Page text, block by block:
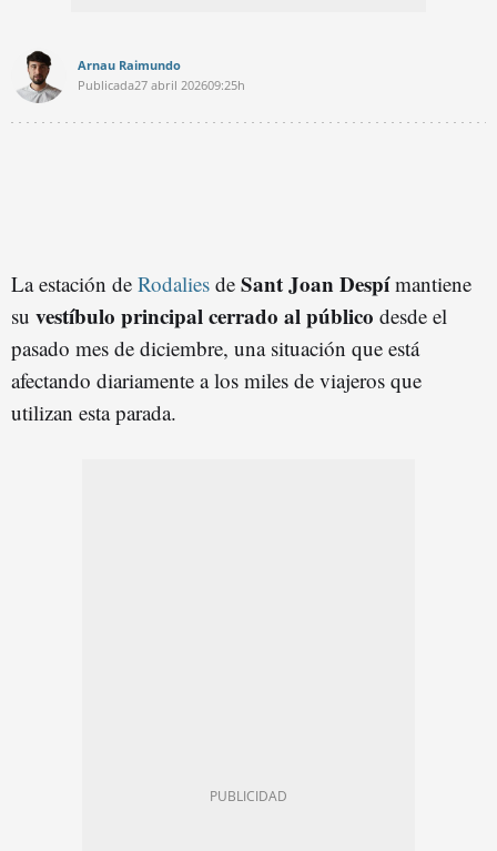
Arnau Raimundo
Publicada27 abril 202609:25h
La estación de Rodalies de Sant Joan Despímantiene
su vestíbulo principal cerrado al público desde el
pasado mes de diciembre, una situación que está
afectando diariamente a los miles de viajeros que
utilizan esta parada.